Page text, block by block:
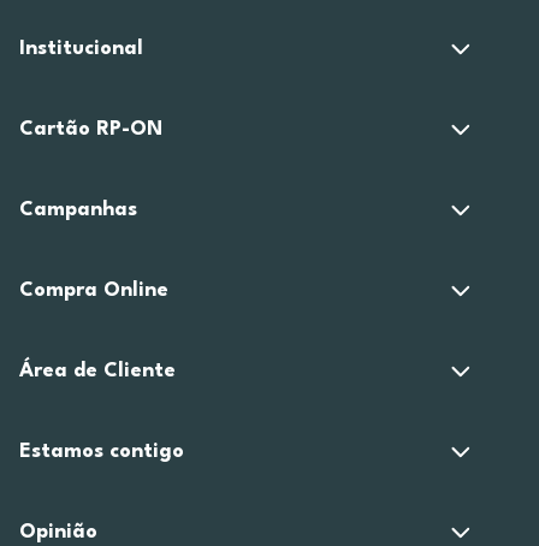
Institucional
Cartão RP-ON
Campanhas
Compra Online
Área de Cliente
Estamos contigo
Opinião